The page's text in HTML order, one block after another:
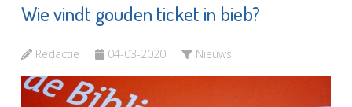
Wie vindt gouden ticket in bieb?
Redactie 04-03-2020 Nieuws